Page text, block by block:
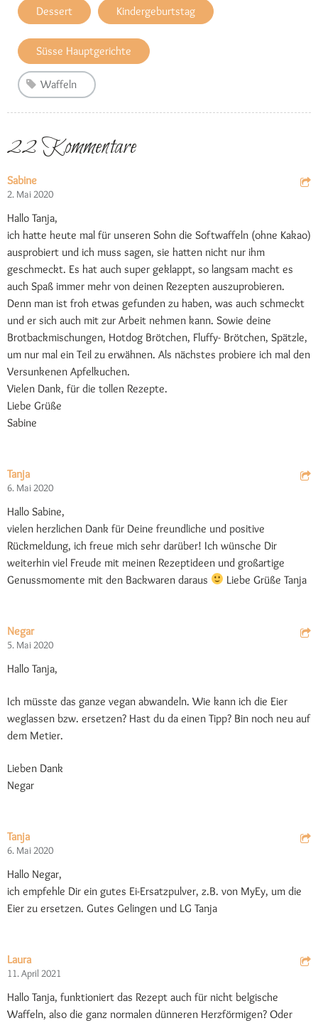
Dessert Kindergeburtstag
Süsse Hauptgerichte
Waffeln
22 Kommentare
Sabine
2. Mai 2020
Hallo Tanja,
ich hatte heute mal für unseren Sohn die Softwaffeln (ohne Kakao)
ausprobiert und ich muss sagen, sie hatten nicht nur ihm
geschmeckt. Es hat auch super geklappt, so langsam macht es
auch Spaß immer mehr von deinen Rezepten auszuprobieren.
Denn man ist froh etwas gefunden zu haben, was auch schmeckt
und er sich auch mit zur Arbeit nehmen kann. Sowie deine
Brotbackmischungen, Hotdog Brötchen, Fluffy- Brötchen, Spätzle,
um nur mal ein Teil zu erwähnen. Als nächstes probiere ich mal den
Versunkenen Apfelkuchen.
Vielen Dank, für die tollen Rezepte.
Liebe Grüße
Sabine
Tanja
6. Mai 2020
Hallo Sabine,
vielen herzlichen Dank für Deine freundliche und positive
Rückmeldung, ich freue mich sehr darüber! Ich wünsche Dir
weiterhin viel Freude mit meinen Rezeptideen und großartige
Genussmomente mit den Backwaren daraus
Liebe Grüße Tanja
Negar
5. Mai 2020
Hallo Tanja,
Ich müsste das ganze vegan abwandeln. Wie kann ich die Eier
weglassen bzw. ersetzen? Hast du da einen Tipp? Bin noch neu auf
dem Metier.
Lieben Dank
Negar
Tanja
6. Mai 2020
Hallo Negar,
ich empfehle Dir ein gutes Ei-Ersatzpulver, z.B. von MyEy, um die
Eier zu ersetzen. Gutes Gelingen und LG Tanja
Laura
11. April 2021
Hallo Tanja, funktioniert das Rezept auch für nicht belgische
Waffeln, also die ganz normalen dünneren Herzförmigen? Oder